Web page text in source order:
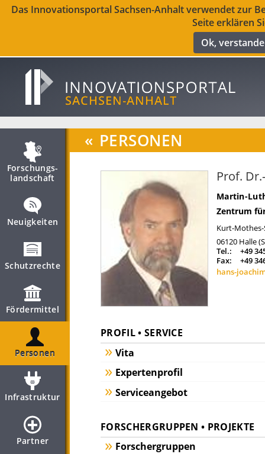
Das Innovationsportal Sachsen-Anhalt verwendet zur
Seite erklären
Ok,
Forschungs­
landschaft
Neuigkeiten
Schutzrechte
Fördermittel
Personen
Infrastruktur
Partner
« PERSONEN
Prof.
Martin-
Zentrum
Kurt-Mothes-
06120 Halle
Tel.:
+49
Fax:
+49
hans-
PROFIL • SERVICE
Vita
Expertenprofil
Serviceangebot
FORSCHERGRUPPEN • PROJEKTE
Forschergruppen